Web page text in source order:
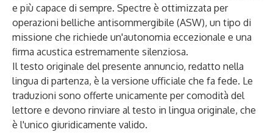
e più capace di sempre. Spectre è ottimizzata per
operazioni belliche antisommergibile (ASW), un tipo di
missione che richiede un'autonomia eccezionale e una
firma acustica estremamente silenziosa.
Il testo originale del presente annuncio, redatto nella
lingua di partenza, è la versione ufficiale che fa fede. Le
traduzioni sono offerte unicamente per comodità del
lettore e devono rinviare al testo in lingua originale, che
è l'unico giuridicamente valido.